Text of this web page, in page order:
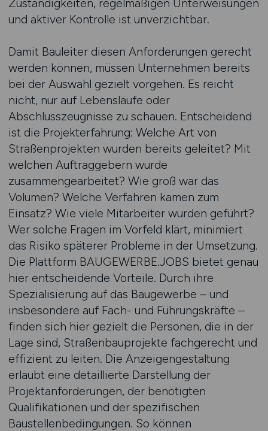
Zuständigkeiten, regelmäßigen Unterweisungen
und aktiver Kontrolle ist unverzichtbar.
Damit Bauleiter diesen Anforderungen gerecht
werden können, müssen Unternehmen bereits
bei der Auswahl gezielt vorgehen. Es reicht
nicht, nur auf Lebensläufe oder
Abschlusszeugnisse zu schauen. Entscheidend
ist die Projekterfahrung: Welche Art von
Straßenprojekten wurden bereits geleitet? Mit
welchen Auftraggebern wurde
zusammengearbeitet? Wie groß war das
Volumen? Welche Verfahren kamen zum
Einsatz? Wie viele Mitarbeiter wurden geführt?
Wer solche Fragen im Vorfeld klärt, minimiert
das Risiko späterer Probleme in der Umsetzung.
Die Plattform BAUGEWERBE.JOBS bietet genau
hier entscheidende Vorteile. Durch ihre
Spezialisierung auf das Baugewerbe – und
insbesondere auf Fach- und Führungskräfte –
finden sich hier gezielt die Personen, die in der
Lage sind, Straßenbauprojekte fachgerecht und
effizient zu leiten. Die Anzeigengestaltung
erlaubt eine detaillierte Darstellung der
Projektanforderungen, der benötigten
Qualifikationen und der spezifischen
Baustellenbedingungen. So können